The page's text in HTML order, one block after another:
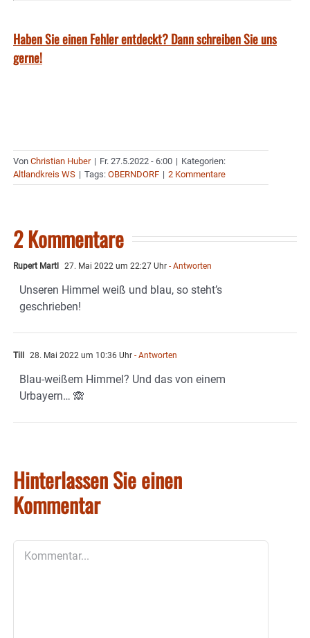
Haben Sie einen Fehler entdeckt? Dann schreiben Sie uns
gerne!
Von Christian Huber | Fr. 27.5.2022 - 6:00 | Kategorien:
Altlandkreis WS | Tags: OBERNDORF | 2 Kommentare
2 Kommentare
Rupert Martl 27. Mai 2022 um 22:27 Uhr - Antworten
Unseren Himmel weiß und blau, so steht’s
geschrieben!
Till 28. Mai 2022 um 10:36 Uhr - Antworten
Blau-weißem Himmel? Und das von einem
Urbayern… 🙈
Hinterlassen Sie einen
Kommentar